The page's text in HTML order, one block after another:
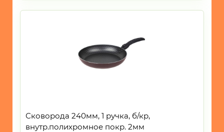
Сковорода 240мм, 1 ручка, б/кр,
внутр.полихромное покр. 2мм